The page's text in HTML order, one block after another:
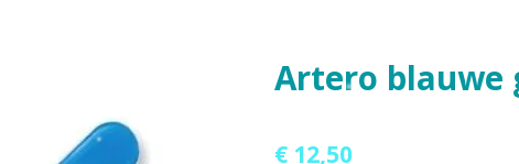
Artero blauwe
€ 12,50